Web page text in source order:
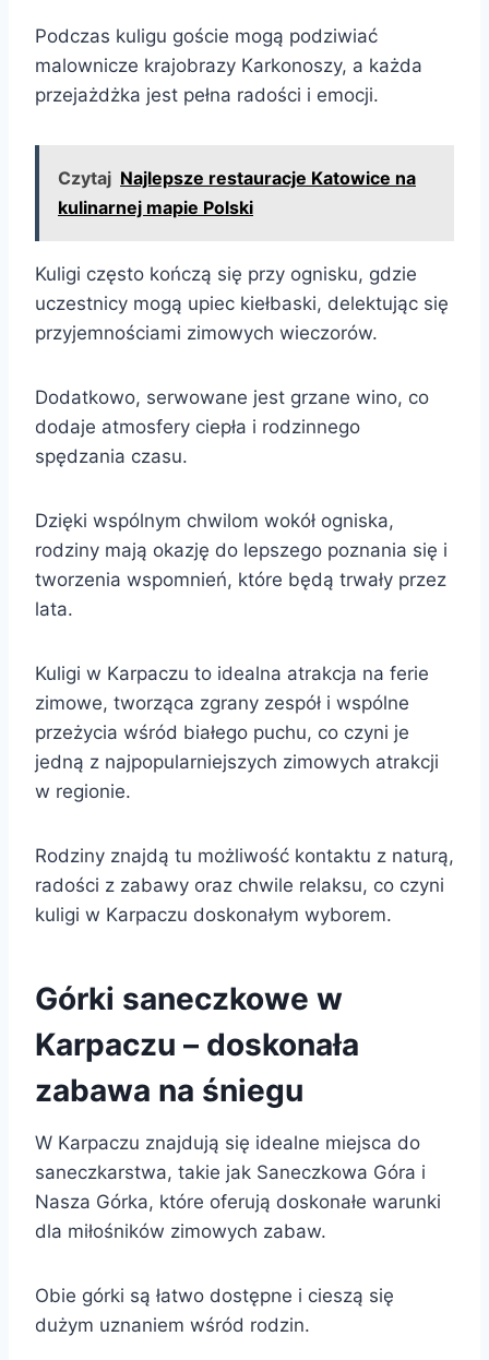
Podczas kuligu goście mogą podziwiać
malownicze krajobrazy Karkonoszy, a każda
przejażdżka jest pełna radości i emocji.
Czytaj Najlepsze restauracje Katowice na
kulinarnej mapie Polski
Kuligi często kończą się przy ognisku, gdzie
uczestnicy mogą upiec kiełbaski, delektując się
przyjemnościami zimowych wieczorów.
Dodatkowo, serwowane jest grzane wino, co
dodaje atmosfery ciepła i rodzinnego
spędzania czasu.
Dzięki wspólnym chwilom wokół ogniska,
rodziny mają okazję do lepszego poznania się i
tworzenia wspomnień, które będą trwały przez
lata.
Kuligi w Karpaczu to idealna atrakcja na ferie
zimowe, tworząca zgrany zespół i wspólne
przeżycia wśród białego puchu, co czyni je
jedną z najpopularniejszych zimowych atrakcji
w regionie.
Rodziny znajdą tu możliwość kontaktu z naturą,
radości z zabawy oraz chwile relaksu, co czyni
kuligi w Karpaczu doskonałym wyborem.
Górki saneczkowe w
Karpaczu – doskonała
zabawa na śniegu
W Karpaczu znajdują się idealne miejsca do
saneczkarstwa, takie jak Saneczkowa Góra i
Nasza Górka, które oferują doskonałe warunki
dla miłośników zimowych zabaw.
Obie górki są łatwo dostępne i cieszą się
dużym uznaniem wśród rodzin.